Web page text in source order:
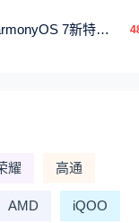
HDD西安站聚焦HarmonyOS 7新特性，解锁从互联到智能的应用开发新范式
耀 高通
AMD iQOO